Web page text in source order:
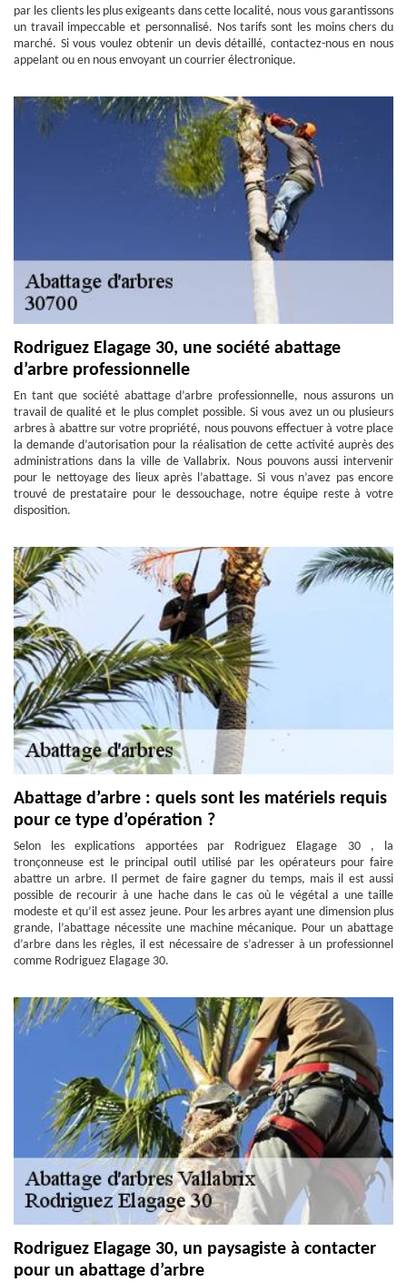
par les clients les plus exigeants dans cette localité, nous vous garantissons
un travail impeccable et personnalisé. Nos tarifs sont les moins chers du
marché. Si vous voulez obtenir un devis détaillé, contactez-nous en nous
appelant ou en nous envoyant un courrier électronique.
Rodriguez Elagage 30, une société abattage
d’arbre professionnelle
En tant que société abattage d’arbre professionnelle, nous assurons un
travail de qualité et le plus complet possible. Si vous avez un ou plusieurs
arbres à abattre sur votre propriété, nous pouvons effectuer à votre place
la demande d’autorisation pour la réalisation de cette activité auprès des
administrations dans la ville de Vallabrix. Nous pouvons aussi intervenir
pour le nettoyage des lieux après l’abattage. Si vous n’avez pas encore
trouvé de prestataire pour le dessouchage, notre équipe reste à votre
disposition.
Abattage d’arbre : quels sont les matériels requis
pour ce type d’opération ?
Selon les explications apportées par Rodriguez Elagage 30 , la
tronçonneuse est le principal outil utilisé par les opérateurs pour faire
abattre un arbre. Il permet de faire gagner du temps, mais il est aussi
possible de recourir à une hache dans le cas où le végétal a une taille
modeste et qu’il est assez jeune. Pour les arbres ayant une dimension plus
grande, l’abattage nécessite une machine mécanique. Pour un abattage
d’arbre dans les règles, il est nécessaire de s’adresser à un professionnel
comme Rodriguez Elagage 30.
Rodriguez Elagage 30, un paysagiste à contacter
pour un abattage d’arbre